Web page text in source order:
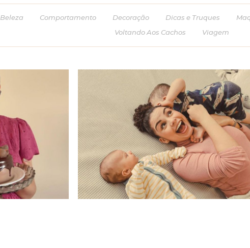
Beleza Comportamento Decoração Dicas e Truques
Voltando Aos Cachos Viagem